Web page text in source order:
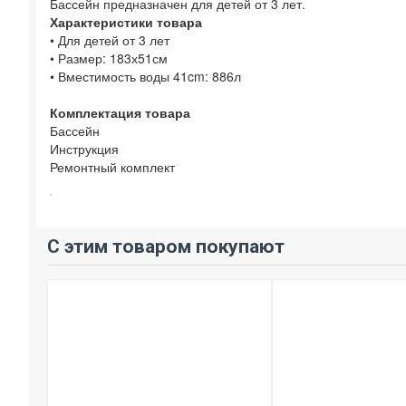
Характеристики товара
• Для детей от 3 лет
• Размер: 183х51см
• Вместимость воды 41cm: 886л
Комплектация товара
Бассейн
Инструкция
Ремонтный комплект
С этим товаром покупают